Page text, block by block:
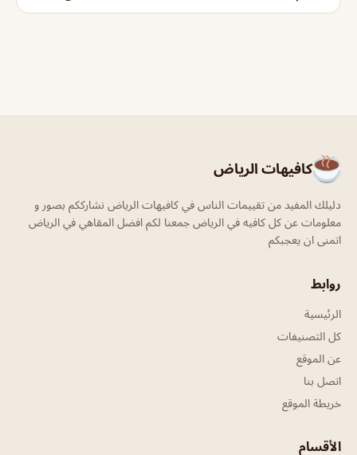
كافيهات الرياض
دليلك المفيد من تقييمات الناس في كافيهات الرياض نشارككم بصور و
معلومات عن كل كافيه في الرياض جمعنا لكم افضل المقاهي في الرياض
اتمنى ان يعجبكم
روابط
الرئيسية
كل التصنيفات
عن الموقع
اتصل بنا
خريطة الموقع
الأقسام